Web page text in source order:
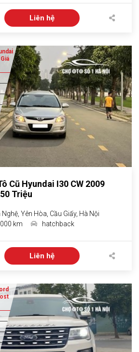
Liên hệ
Cũ Hyundai I30 CW 2009
Triệu
Yên Hòa, Cầu Giấy, Hà Nội
km hatchback
Liên hệ